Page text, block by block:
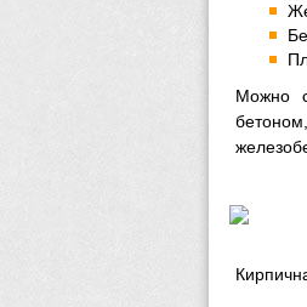
Можно